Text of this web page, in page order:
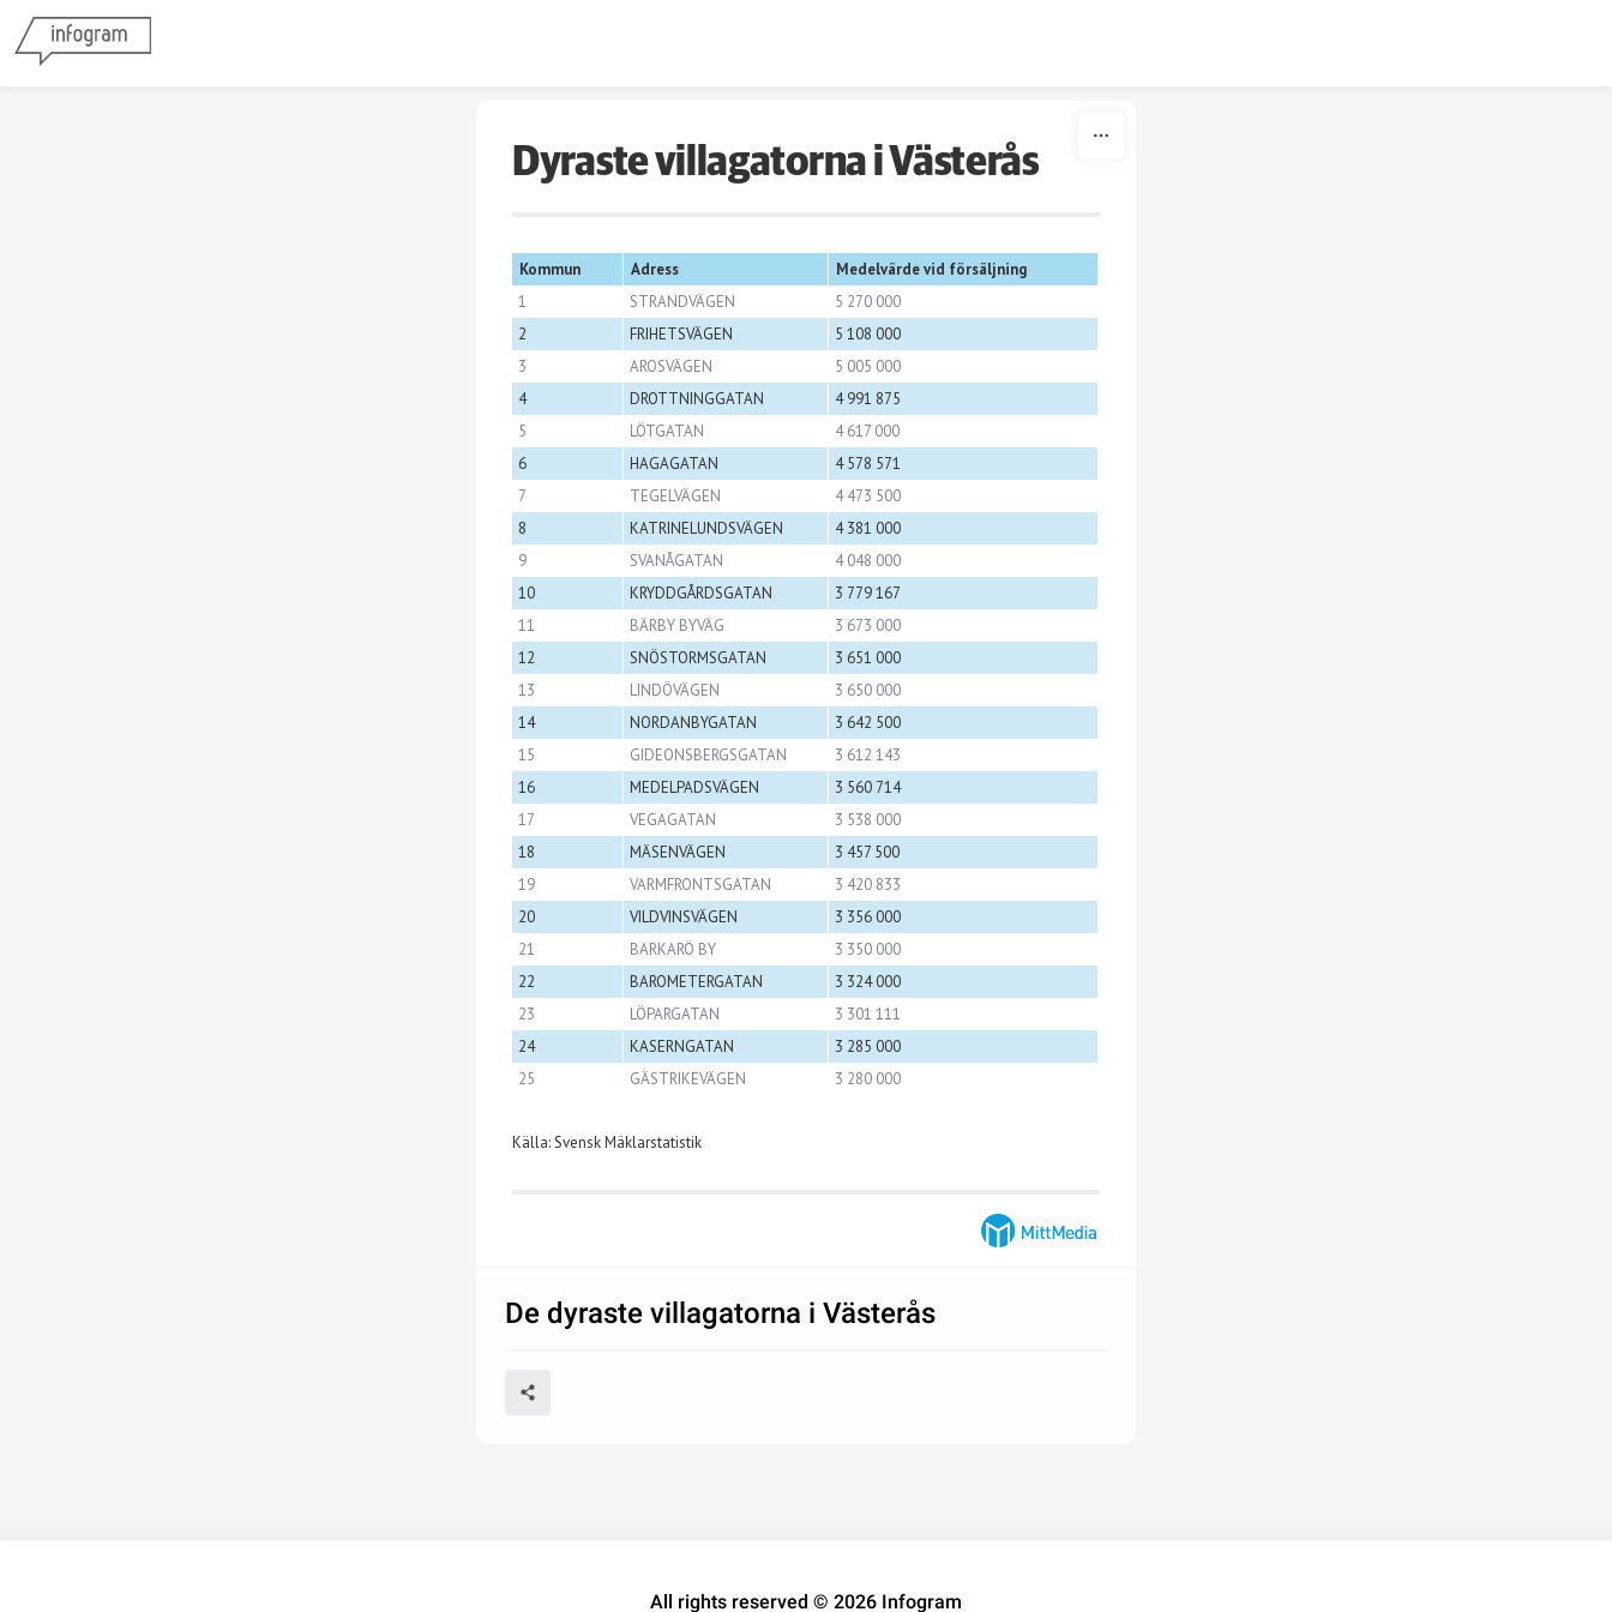
Dyraste villagatorna i Västerås
Kommun Adress
Medelvärde vid försäljning
1
STRANDVÄGEN
5 270 000
2
FRIHETSVÄGEN
5 108 000
3
AROSVÄGEN
5 005 000
4
DROTTNINGGATAN
4 991 875
5
LÖTGATAN
4 617 000
6
HAGAGATAN
4 578 571
7
TEGELVÄGEN
4 473 500
8
KATRINELUNDSVÄGEN
4 381 000
9
SVANÅGATAN
4 048 000
10
KRYDDGÅRDSGATAN
3 779 167
11
BÄRBY BYVÄG
3 673 000
12
SNÖSTORMSGATAN
3 651 000
13
LINDÖVÄGEN
3 650 000
14
NORDANBYGATAN
3 642 500
15
GIDEONSBERGSGATAN
3 612 143
16
MEDELPADSVÄGEN
3 560 714
17
VEGAGATAN
3 538 000
18
MÄSENVÄGEN
3 457 500
19
VARMFRONTSGATAN
3 420 833
20
VILDVINSVÄGEN
3 356 000
21
BARKARÖ BY
3 350 000
22
BAROMETERGATAN
3 324 000
23
LÖPARGATAN
3 301 111
24
KASERNGATAN
3 285 000
25
GÄSTRIKEVÄGEN 3 280 000
Källa: Svensk Mäklarstatistik
De dyraste villagatorna i Västerås
All rights reserved © 2026 Infogram